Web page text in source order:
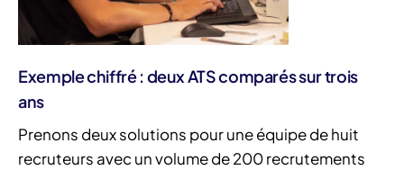
Exemple chiffré : deux ATS comparés sur trois
ans
Prenons deux solutions pour une équipe de huit
recruteurs avec un volume de 200 recrutements